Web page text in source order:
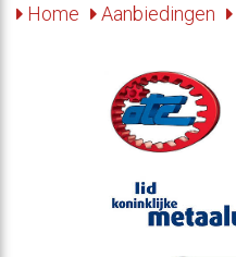
Home
Aanbiedingen